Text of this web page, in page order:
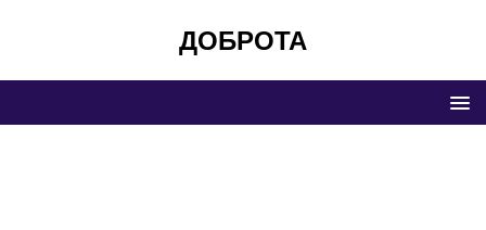
ДОБРОТА